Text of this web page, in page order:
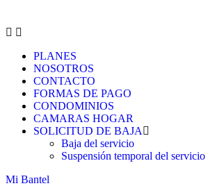
PLANES
NOSOTROS
CONTACTO
FORMAS DE PAGO
CONDOMINIOS
CAMARAS HOGAR
SOLICITUD DE BAJA
Baja del servicio
Suspensión temporal del servicio
Mi Bantel